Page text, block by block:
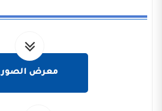
معرض الصور